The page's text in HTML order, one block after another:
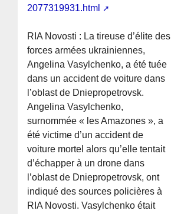
2077319931.html
RIA Novosti : La tireuse d’élite des
forces armées ukrainiennes,
Angelina Vasylchenko, a été tuée
dans un accident de voiture dans
l’oblast de Dniepropetrovsk.
Angelina Vasylchenko,
surnommée « les Amazones », a
été victime d’un accident de
voiture mortel alors qu’elle tentait
d’échapper à un drone dans
l’oblast de Dniepropetrovsk, ont
indiqué des sources policières à
RIA Novosti. Vasylchenko était